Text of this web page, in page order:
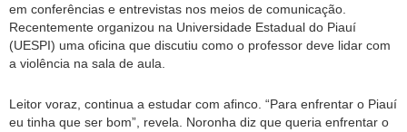
em conferências e entrevistas nos meios de comunicação.
Recentemente organizou na Universidade Estadual do Piauí
(UESPI) uma oficina que discutiu como o professor deve lidar com
a violência na sala de aula.
Leitor voraz, continua a estudar com afinco. “Para enfrentar o Piauí
eu tinha que ser bom”, revela. Noronha diz que queria enfrentar o